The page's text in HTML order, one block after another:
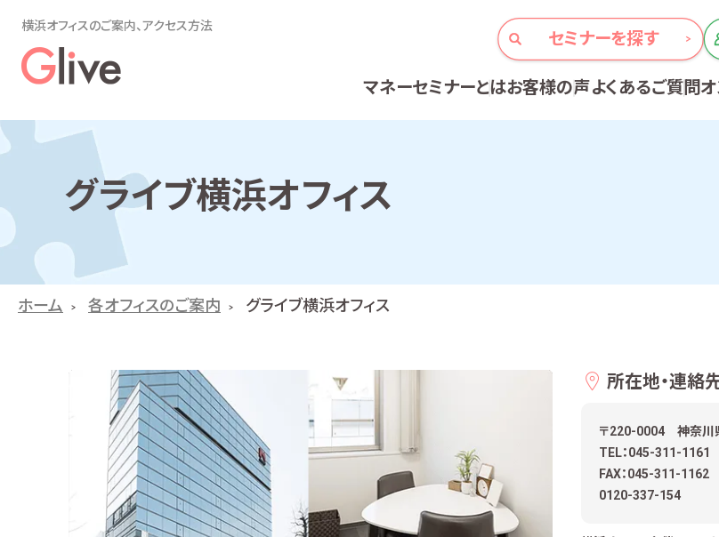
横浜オフィスのご案内、アクセス方法
セミナーを探す
マネーセミナーとはお客様の声よくあるご質問
グライブ横浜オフィス
ホーム 各オフィスのご案内 グライブ横浜オフィス
所在地・連絡
〒220-0004 神奈川
TEL：045-311-1161
FAX：045-311-1162
0120-337-154